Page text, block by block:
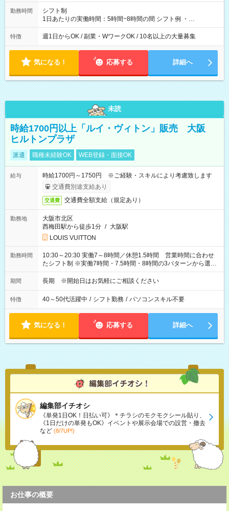
勤務時間
シフト制
1日あたりの実働時間：5時間~8時間の間 シフト例 ・
9:30~18:00 実働7.5時間 ・9:30~14:30 実働5時間 ・
16:00~21:30 実働5.5時間
特徴 週1日からOK / 副業・WワークOK / 10名以上の大量募集
気になる！ 応募する 詳細へ
未読
時給1700円以上「ルイ・ヴィトン」販売 大阪
ヒルトンプラザ
派遣 職種未経験OK WEB登録・面接OK
給与
時給1700円～1750円 ※ご経験・スキルにより考慮致します
交通費別途支給あり
交通費 交通費全額支給（規定あり）
勤務地
大阪市北区
西梅田駅から徒歩1分 / 大阪駅
LOUIS VUITTON
勤務時間
10:30～20:30 実働7～8時間／休憩1.5時間 営業時間に合わせ
たシフト制 ※実働7時間・7.5時間・8時間の3パターンから選択
可能
期間 長期 ※開始日はお気軽にご相談ください
特徴 40～50代活躍中 / シフト勤務 / パソコンスキル不要
気になる！ 応募する 詳細へ
編集部イチオシ
《単発1日OK！日払い可》＊チラシのモクモクシール貼り、
《1日だけの単発もOK》イベントや展示会場での設営・撤去
など (8/7UP!)
お仕事の概要